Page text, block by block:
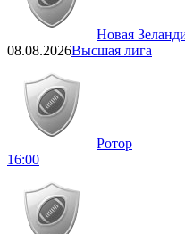
Новая
08.08.2026Высшая лига
Ротор
16:00